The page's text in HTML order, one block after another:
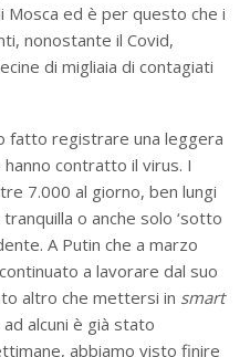
Mosca ed è per questo che i
nonostante il Covid,
di migliaia di contagiati
fatto registrare una leggera
contratto il virus. I
7.000 al giorno, ben lungi
o anche solo ‘sotto
A Putin che a marzo
a lavorare dal suo
altro che mettersi in smart
alcuni è già stato
abbiamo visto finire